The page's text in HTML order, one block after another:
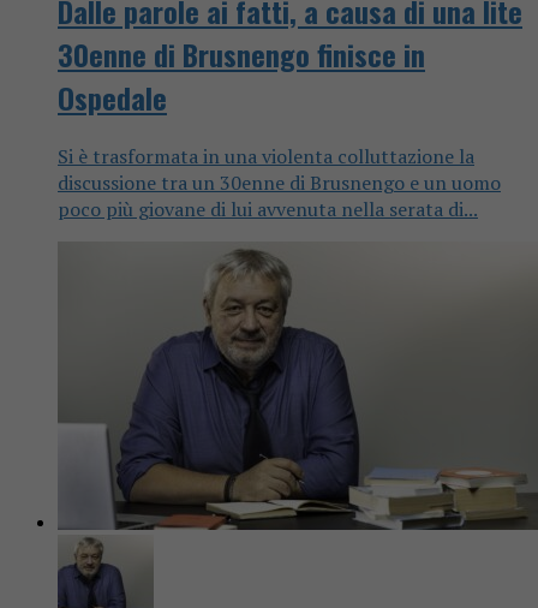
Dalle parole ai fatti, a causa di una lite
30enne di Brusnengo finisce in
Ospedale
Si è trasformata in una violenta colluttazione la
discussione tra un 30enne di Brusnengo e un uomo
poco più giovane di lui avvenuta nella serata di...